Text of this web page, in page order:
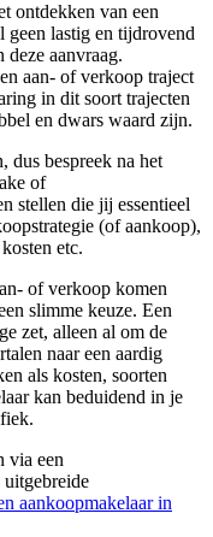
ontdekken van een
geen lastig en tijdrovend
aanvraag.
aan- of verkoop traject
in dit soort trajecten
en dwars waard zijn.
dus bespreek na het
of
stellen die jij essentieel
(of aankoop),
etc.
of verkoop komen
slimme keuze. Een
zet, alleen al om de
naar een aardig
als kosten, soorten
kan beduidend in je
via een
aankoopmakelaar in